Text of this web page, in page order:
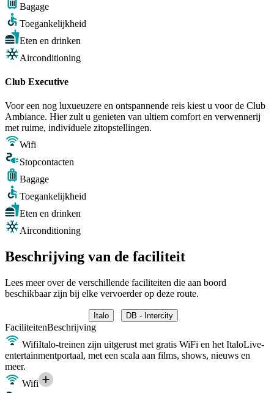
Bagage
Toegankelijkheid
Eten en drinken
Airconditioning
Club Executive
Voor een nog luxueuzere en ontspannende reis kiest u voor de Club
Ambiance. Hier zult u genieten van ultiem comfort en verwennerij
met ruime, individuele zitopstellingen.
Wifi
Stopcontacten
Bagage
Toegankelijkheid
Eten en drinken
Airconditioning
Beschrijving van de faciliteit
Lees meer over de verschillende faciliteiten die aan boord
beschikbaar zijn bij elke vervoerder op deze route.
Italo DB - Intercity
FaciliteitenBeschrijving
WifiItalo-treinen zijn uitgerust met gratis WiFi en het ItaloLive-
entertainmentportaal, met een scala aan films, shows, nieuws en
meer.
Wifi